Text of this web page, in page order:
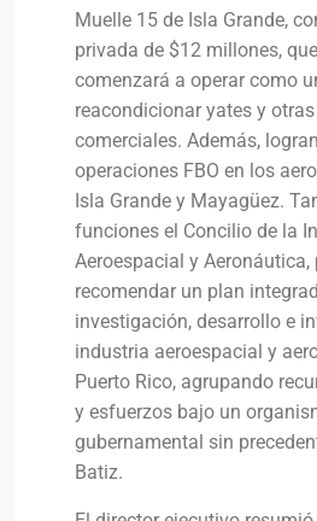
Muelle 15 de Isla Grande,
privada de $12 millones,
comenzará a operar como
reacondicionar yates y
comerciales. Además,
operaciones FBO en los
Isla Grande y Mayagüez.
funciones el Concilio de la
Aeroespacial y
recomendar un plan
investigación, desarrollo e
industria aeroespacial y
Puerto Rico, agrupando
y esfuerzos bajo un
gubernamental sin
Batiz.